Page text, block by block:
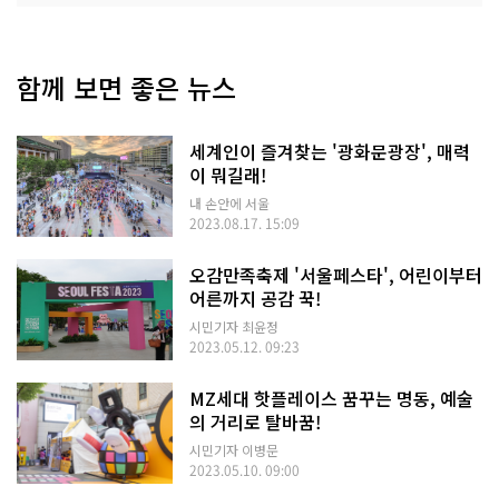
함께 보면 좋은 뉴스
세계인이 즐겨찾는 '광화문광장', 매력
이 뭐길래!
내 손안에 서울
2023.08.17. 15:09
오감만족축제 '서울페스타', 어린이부터
어른까지 공감 꾹!
시민기자 최윤정
2023.05.12. 09:23
MZ세대 핫플레이스 꿈꾸는 명동, 예술
의 거리로 탈바꿈!
시민기자 이병문
2023.05.10. 09:00